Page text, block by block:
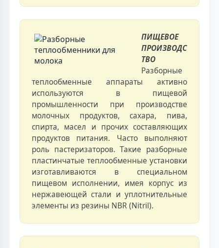
ПИЩЕВОЕ
ПРОИЗВОДС
ТВО
Разборные
теплообменные аппараты активно
используются в пищевой
промышленности при производстве
молочных продуктов, сахара, пива,
спирта, масел и прочих составляющих
продуктов питания. Часто выполняют
роль пастеризаторов. Такие разборные
пластинчатые теплообменные установки
изготавливаются в специальном
пищевом исполнении, имея корпус из
нержавеющей стали и уплотнительные
элементы из резины NBR (Nitril).